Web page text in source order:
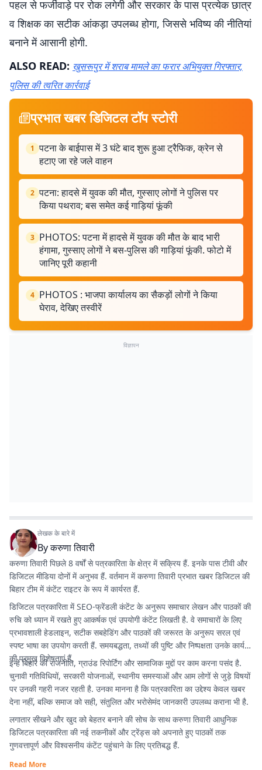
पहल से फर्जीवाड़े पर रोक लगेगी और सरकार के पास प्रत्येक छात्र
व शिक्षक का सटीक आंकड़ा उपलब्ध होगा, जिससे भविष्य की नीतियां
बनाने में आसानी होगी.
ALSO READ: खुसरूपुर में शराब मामले का फरार अभियुक्त गिरफ्तार,
पुलिस की त्वरित कार्रवाई
प्रभात खबर डिजिटल टॉप स्टोरी
1 पटना के बाईपास में 3 घंटे बाद शुरू हुआ ट्रैफिक, क्रेन से
हटाए जा रहे जले वाहन
2 पटना: हादसे में युवक की मौत, गुस्साए लोगों ने पुलिस पर
किया पथराव; बस समेत कई गाड़ियां फूंकी
3 PHOTOS: पटना में हादसे में युवक की मौत के बाद भारी
हंगामा, गुस्साए लोगों ने बस-पुलिस की गाड़ियां फूंकी. फोटो में
जानिए पूरी कहानी
4 PHOTOS : भाजपा कार्यालय का सैकड़ों लोगों ने किया
घेराव, देखिए तस्वीरें
विज्ञापन
लेखक के बारे में
Byकरुणा तिवारी
करुणा तिवारी पिछले 8 वर्षों से पत्रकारिता के क्षेत्र में सक्रिय हैं. इनके पास टीवी और
डिजिटल मीडिया दोनों में अनुभव हैं. वर्तमान में करुणा तिवारी प्रभात खबर डिजिटल की
बिहार टीम में कंटेंट राइटर के रूप में कार्यरत हैं.
डिजिटल पत्रकारिता में SEO-फ्रेंडली कंटेंट के अनुरूप समाचार लेखन और पाठकों की
रुचि को ध्यान में रखते हुए आकर्षक एवं उपयोगी कंटेंट लिखती है. वे समाचारों के लिए
प्रभावशाली हेडलाइन, सटीक सबहेडिंग और पाठकों की जरूरत के अनुरूप सरल एवं
स्पष्ट भाषा का उपयोग करती हैं. समयबद्धता, तथ्यों की पुष्टि और निष्पक्षता उनके कार्य
की प्रमुख विशेषताएं हैं.
इन्हें बिहार की राजनीति, ग्राउंड रिपोर्टिंग और सामाजिक मुद्दों पर काम करना पसंद है.
चुनावी गतिविधियों, सरकारी योजनाओं, स्थानीय समस्याओं और आम लोगों से जुड़े विषयों
पर उनकी गहरी नजर रहती है. उनका मानना है कि पत्रकारिता का उद्देश्य केवल खबर
देना नहीं, बल्कि समाज को सही, संतुलित और भरोसेमंद जानकारी उपलब्ध कराना भी है.
लगातार सीखने और खुद को बेहतर बनाने की सोच के साथ करुणा तिवारी आधुनिक
डिजिटल पत्रकारिता की नई तकनीकों और ट्रेंड्स को अपनाते हुए पाठकों तक
गुणवत्तापूर्ण और विश्वसनीय कंटेंट पहुंचाने के लिए प्रतिबद्ध हैं.
Read More